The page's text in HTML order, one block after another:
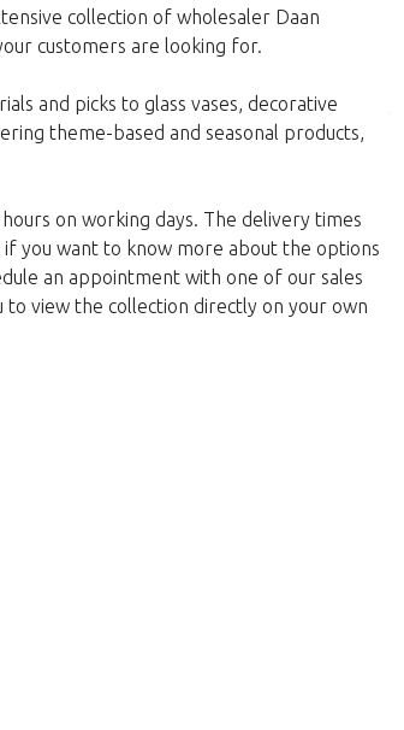
collection of wholesaler Daan
customers are looking for.
and picks to glass vases, decorative
theme-based and seasonal products,
on working days. The delivery times
you want to know more about the options
an appointment with one of our sales
view the collection directly on your own